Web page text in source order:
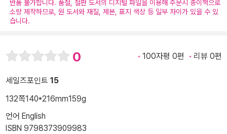
반품 불가합니다. 품절, 절판 도서의 디지털 파일을 이용해 주문시 종이책으로
소량 제작하므로, 원 도서와 재질, 제본, 표지 색상 등 일부 차이가 있을 수 있
습니다.
0 100자평 0편 리뷰 0편
세일즈포인트 15
132쪽140*216mm159g
언어 English
ISBN 9798373909983